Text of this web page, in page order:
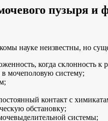
пузыря и
науке неизвестны, но
когда склонность к
мочеполовую систему;
контакт с
обстановку;
системы;